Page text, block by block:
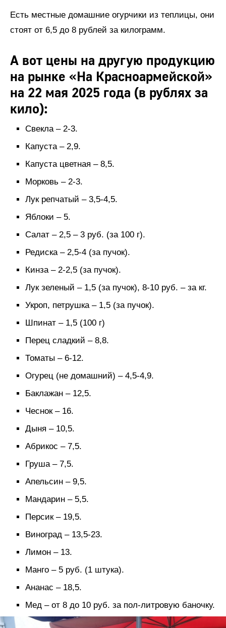
Есть местные домашние огурчики из теплицы, они
стоят от 6,5 до 8 рублей за килограмм.
А вот цены на другую продукцию
на рынке «На Красноармейской»
на 22 мая 2025 года (в рублях за
кило):
Свекла – 2-3.
Капуста – 2,9.
Капуста цветная – 8,5.
Морковь – 2-3.
Лук репчатый – 3,5-4,5.
Яблоки – 5.
Салат – 2,5 – 3 руб. (за 100 г).
Редиска – 2,5-4 (за пучок).
Кинза – 2-2,5 (за пучок).
Лук зеленый – 1,5 (за пучок), 8-10 руб. – за кг.
Укроп, петрушка – 1,5 (за пучок).
Шпинат – 1,5 (100 г)
Перец сладкий – 8,8.
Томаты – 6-12.
Огурец (не домашний) – 4,5-4,9.
Баклажан – 12,5.
Чеснок – 16.
Дыня – 10,5.
Абрикос – 7,5.
Груша – 7,5.
Апельсин – 9,5.
Мандарин – 5,5.
Персик – 19,5.
Виноград – 13,5-23.
Лимон – 13.
Манго – 5 руб. (1 штука).
Ананас – 18,5.
Мед – от 8 до 10 руб. за пол-литровую баночку.